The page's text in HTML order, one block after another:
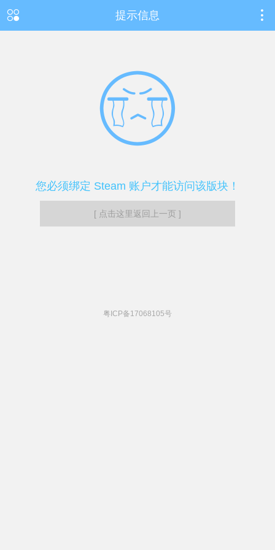
提示信息
您必须绑定 Steam 账户才能访问该版块！
[ 点击这里返回上一页 ]
粤ICP备17068105号